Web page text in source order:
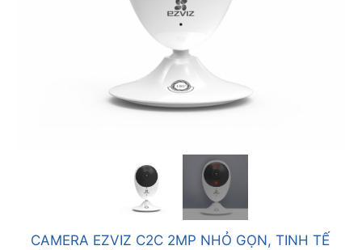
CAMERA EZVIZ C2C 2MP NHỎ GỌN, TINH TẾ